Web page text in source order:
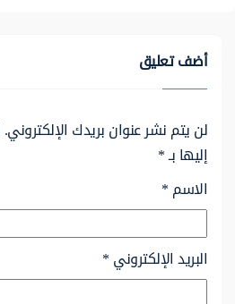
أضف تعليق
لن يتم نشر عنوان بريدك الإلكتروني.
إليها بـ*
الاسم*
البريد الإلكتروني*